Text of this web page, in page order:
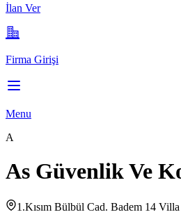
İlan Ver
Firma Girişi
Menu
A
As Güvenlik Ve
1.Kısım Bülbül Cad. Badem 14